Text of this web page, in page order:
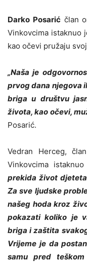
Darko Posarićčlan
Vinkovcima istaknuo
kao očevi pružaju
„Naša je
prvog dana njegova
briga u društvu
života, kao očevi,
Posarić.
Vedran Herceg,
Vinkovcima
prekida život
Za sve ljudske
našeg hoda kroz
pokazati koliko je
briga i zaštita
Vrijeme je da
samu pred